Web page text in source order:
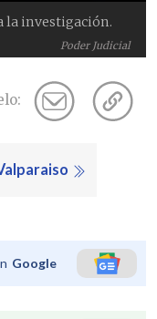
Poder Judicial
la investigación.
Google